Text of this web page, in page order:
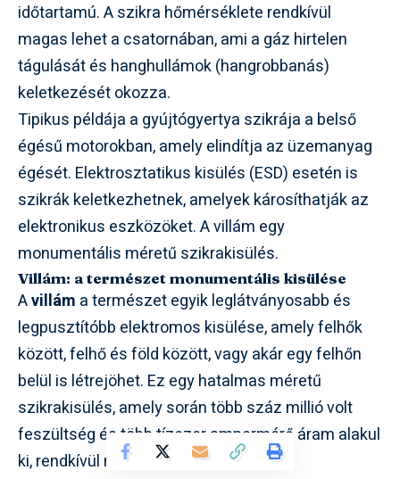
időtartamú. A szikra hőmérséklete rendkívül
magas lehet a csatornában, ami a gáz hirtelen
tágulását és hanghullámok (hangrobbanás)
keletkezését okozza.
Tipikus példája a gyújtógyertya szikrája a belső
égésű motorokban, amely elindítja az üzemanyag
égését. Elektrosztatikus kisülés (ESD) esetén is
szikrák keletkezhetnek, amelyek károsíthatják az
elektronikus eszközöket. A villám egy
monumentális méretű szikrakisülés.
Villám: a természet monumentális kisülése
Avillám a természet egyik leglátványosabb és
legpusztítóbb elektromos kisülése, amely felhők
között, felhő és föld között, vagy akár egy felhőn
belül is létrejöhet. Ez egy hatalmas méretű
szikrakisülés, amely során több száz millió volt
feszültség és több tízezer ampermérő áram alakul
ki, rendkívül rövid idő alatt.